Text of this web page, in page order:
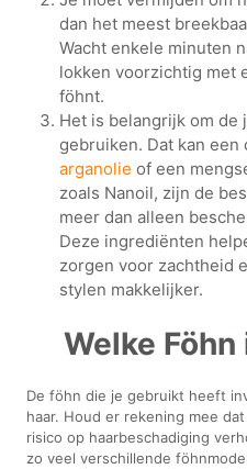
dan het meest
Wacht enkele minuten
lokken voorzichtig met
föhnt.
Het is belangrijk om de
gebruiken. Dat kan
arganolie of een
zoals Nanoil, zijn de
meer dan alleen
Deze ingrediënten
zorgen voor zachtheid
stylen makkelijker.
Welke
De föhn die je gebruikt heeft
haar. Houd er rekening mee
risico op haarbeschadiging
zo veel verschillende